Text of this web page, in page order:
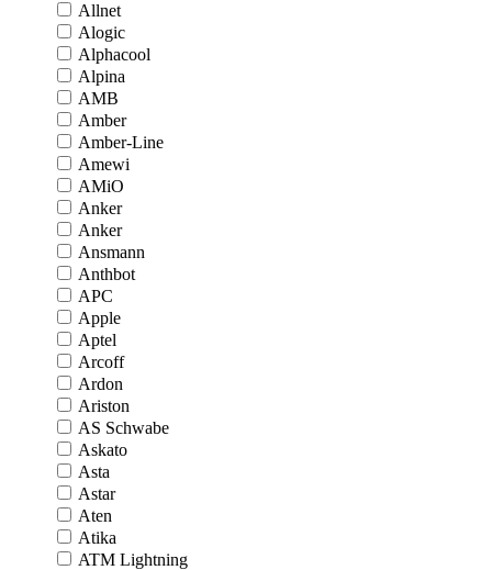
Allnet
Alogic
Alphacool
Alpina
AMB
Amber
Amber-Line
Amewi
AMiO
Anker
Anker
Ansmann
Anthbot
APC
Apple
Aptel
Arcoff
Ardon
Ariston
AS Schwabe
Askato
Asta
Astar
Aten
Atika
ATM Lightning